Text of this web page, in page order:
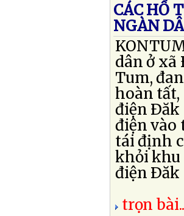
CÁC HỒ
NGÀN
dân ở xã
Tum,
hoàn
điện Ðăk
điện vào
tái định
khỏi khu
điện Ðăk
trọn